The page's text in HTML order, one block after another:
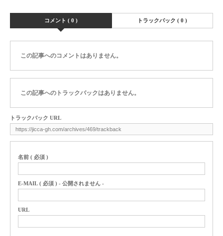
コメント ( 0 ) トラックバック ( 0 )
この記事へのコメントはありません。
この記事へのトラックバックはありません。
トラックバック URL
名前 ( 必須 )
E-MAIL ( 必須 ) - 公開されません -
URL